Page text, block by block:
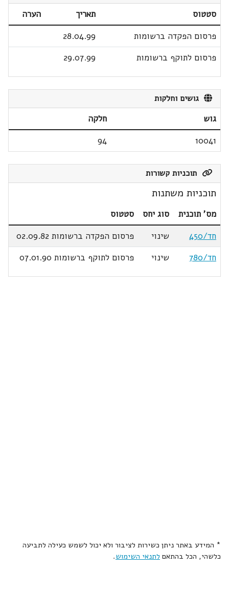
סטטוס תאריך
הערה
פרסום הפקדה ברשומות
28.04.99
פרסום לתוקף ברשומות
29.07.99
גושים וחלקות
גוש
חלקה
10041
94
תוכניות קשורות
תוכניות משתנות
מס' תוכנית סוג יחס
סטטוס
חד/450
שינוי
פרסום הפקדה ברשומות 02.09.82
חד/780
שינוי פרסום לתוקף ברשומות 07.01.90
* המידע באתר ניתן כשירות לציבור ולא יכול לשמש כעילה לתביעה
כלשהי, הכל בהתאם לתנאי השימוש.